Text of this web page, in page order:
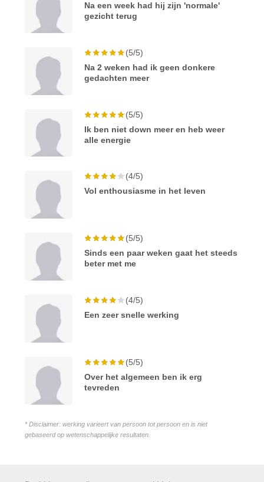
Na een week had hij zijn 'normale'
gezicht terug
(5/5)
Na 2 weken had ik geen donkere
gedachten meer
(5/5)
Ik ben niet down meer en heb weer
alle energie
(4/5)
Vol enthousiasme in het leven
(5/5)
Sinds een paar weken gaat het steeds
beter met me
(4/5)
Een zeer snelle werking
(5/5)
Over het algemeen ben ik erg
tevreden
* Disclaimer: werking varieert van persoon tot persoon en is niet
gebaseerd op wetenschappelijke resultaten.